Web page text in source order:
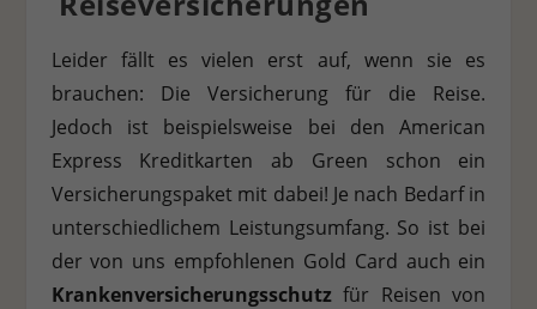
Leider fällt es vielen erst auf, wenn sie es
brauchen: Die Versicherung für die Reise.
Jedoch ist beispielsweise bei den American
Express Kreditkarten ab Green schon ein
Versicherungspaket mit dabei! Je nach Bedarf in
unterschiedlichem Leistungsumfang. So ist bei
der von uns empfohlenen Gold Card auch ein
Krankenversicherungsschutzfür Reisen von
Statistiken (1)
Statistik Cookies erfassen Informationen anonym. Diese Informationen
helfen uns zu verstehen, wie unsere Besucher unsere Website nutzen.
Cookie-Informationen anzeigen
Externe Medien (7)
Inhalte von Videoplattformen und Social-Media-Plattformen werden
standardmäßig blockiert. Wenn Cookies von externen Medien akzeptiert
werden, bedarf der Zugriff auf diese Inhalte keiner manuellen
Einwilligung mehr.